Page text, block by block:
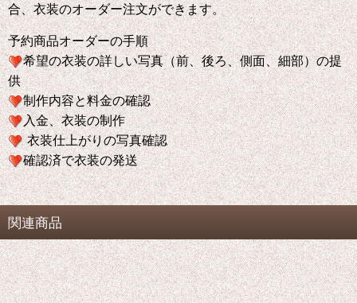
合、衣装のオーダー注文ができます。
予約商品オーダーの手順
希望の衣装の詳しい写真（前、後ろ、側面、細部）の提
供
制作内容と料金の確認
入金、衣装の制作
衣装仕上がりの写真確認
確認済で衣装の発送
関連商品